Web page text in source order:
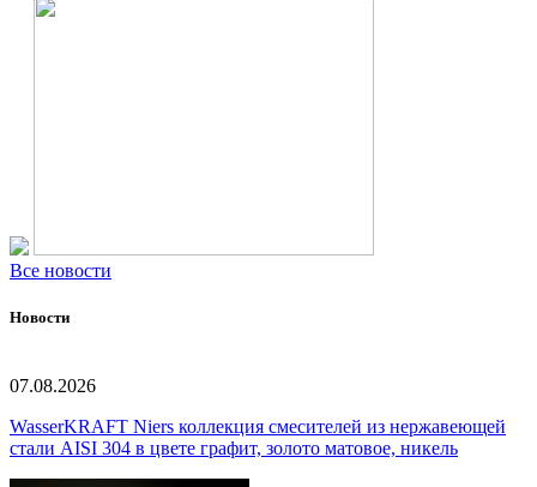
Все новости
Новости
07.08.2026
WasserKRAFT Niers коллекция смесителей из нержавеющей
стали AISI 304 в цвете графит, золото матовое, никель